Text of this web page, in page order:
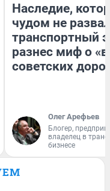
Наследие,
чудом не
транспортный
разнес миф о
советских
Олег Арефьев
Блогер,
владелец в
бизнесе